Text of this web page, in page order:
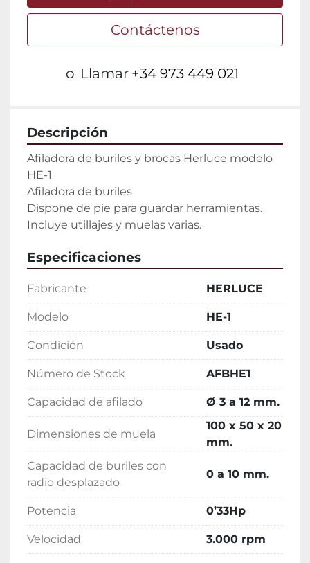
Contáctenos
o Llamar +34 973 449 021
Descripción
Afiladora de buriles y brocas Herluce modelo
HE-1
Afiladora de buriles
Dispone de pie para guardar herramientas.
Incluye utillajes y muelas varias.
Especificaciones
Fabricante HERLUCE
Modelo HE-1
Condición Usado
Número de Stock AFBHE1
Capacidad de afilado Ø 3 a 12 mm.
Dimensiones de muela
100 x 50 x 20
mm.
Capacidad de buriles con
radio desplazado
0 a 10 mm.
Potencia 0’33Hp
Velocidad 3.000 rpm